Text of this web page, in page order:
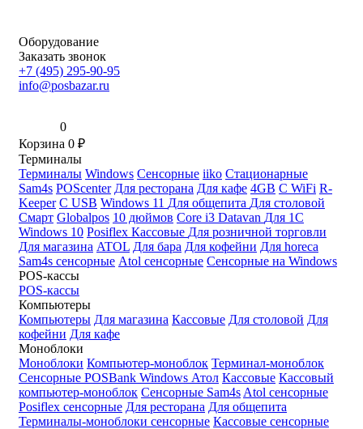
Оборудование
Заказать звонок
+7 (495) 295-90-95
info@posbazar.ru
0
Корзина 0 ₽
Терминалы
Терминалы Windows Сенсорные iiko Стационарные
Sam4s POScenter Для ресторана Для кафе 4GB С WiFi R-
Keeper С USB Windows 11 Для общепита Для столовой
Смарт Globalpos 10 дюймов Core i3 Datavan Для 1С
Windows 10 Posiflex Кассовые Для розничной торговли
Для магазина ATOL Для бара Для кофейни Для horeca
Sam4s сенсорные Atol сенсорные Сенсорные на Windows
POS-кассы
POS-кассы
Компьютеры
Компьютеры Для магазина Кассовые Для столовой Для
кофейни Для кафе
Моноблоки
Моноблоки Компьютер-моноблок Терминал-моноблок
Сенсорные POSBank Windows Атол Кассовые Кассовый
компьютер-моноблок Сенсорные Sam4s Atol сенсорные
Posiflex сенсорные Для ресторана Для общепита
Терминалы-моноблоки сенсорные Кассовые сенсорные